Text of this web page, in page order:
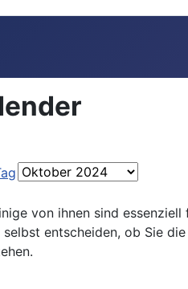
von ihnen sind
entscheiden, ob Sie